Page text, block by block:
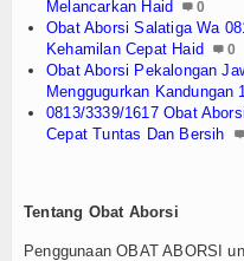
Melancarkan Haid
0
Obat Aborsi Salatiga Wa
Kehamilan Cepat Haid
0
Obat Aborsi Pekalongan
Menggugurkan Kandungan
0813/3339/1617 Obat
Cepat Tuntas Dan Bersih
Tentang Obat Aborsi
Penggunaan OBAT ABORSI